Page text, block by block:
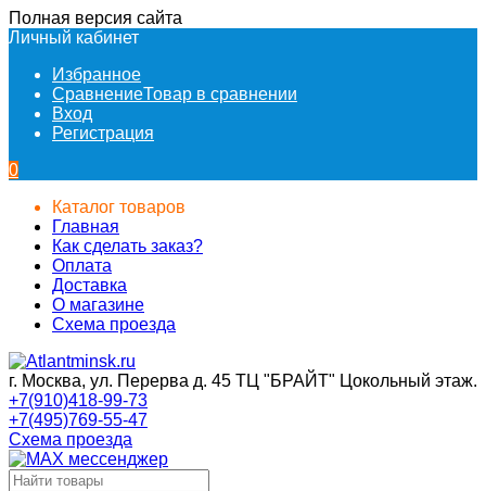
Полная версия сайта
Личный кабинет
Избранное
СравнениеТовар в сравнении
Вход
Регистрация
0
Каталог товаров
Главная
Как сделать заказ?
Оплата
Доставка
О магазине
Схема проезда
г. Москва, ул. Перерва д. 45 ТЦ "БРАЙТ" Цокольный этаж.
+7(910)418-99-73
+7(495)769-55-47
Схема проезда